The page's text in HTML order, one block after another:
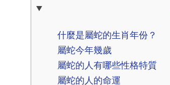
什麼是屬蛇的生肖年份？
屬蛇今年幾歲
屬蛇的人有哪些性格特質
屬蛇的人的命運